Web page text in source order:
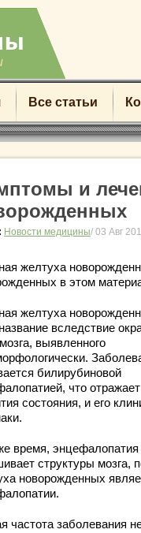
Все статьи
и
Новости медицины/ 03 Авг
желтуха
в этом
желтуха
вследствие
выявленного
билирубиновой
что
состояния, и его
время, энцефалопатия
структуры мозга,
новорожденных
частота заболевания